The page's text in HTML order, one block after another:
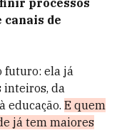
processos
canais de
futuro: ela já
inteiros, da
educação. E quem
já tem maiores